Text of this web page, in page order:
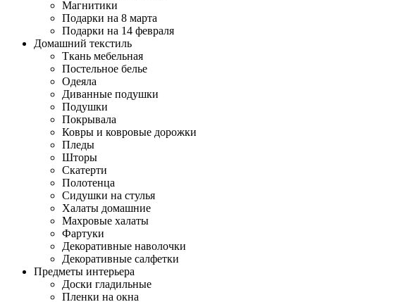
Магнитики
Подарки на 8 марта
Подарки на 14 февраля
Домашний текстиль
Ткань мебельная
Постельное белье
Одеяла
Диванные подушки
Подушки
Покрывала
Ковры и ковровые дорожки
Пледы
Шторы
Скатерти
Полотенца
Сидушки на стулья
Халаты домашние
Махровые халаты
Фартуки
Декоративные наволочки
Декоративные салфетки
Предметы интерьера
Доски гладильные
Пленки на окна